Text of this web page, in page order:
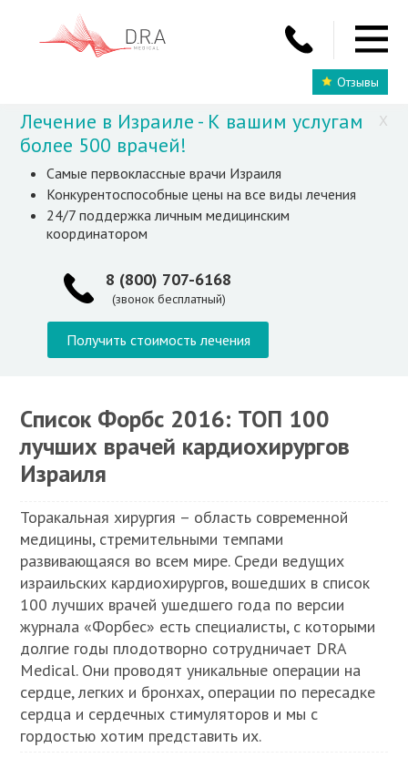
Отзывы
X
Лечение в Израиле - К вашим услугам
более 500 врачей!
Самые первоклассные врачи Израиля
Конкурентоспособные цены на все виды лечения
24/7 поддержка личным медицинским
координатором
8 (800) 707-6168
(звонок бесплатный)
Получить стоимость лечения
Список Форбс 2016: ТОП 100
лучших врачей кардиохирургов
Израиля
Торакальная хирургия – область современной
медицины, стремительными темпами
развивающаяся во всем мире. Среди ведущих
израильских кардиохирургов, вошедших в список
100 лучших врачей ушедшего года по версии
журнала «Форбес» есть специалисты, с которыми
долгие годы плодотворно сотрудничает DRA
Medical. Они проводят уникальные операции на
сердце, легких и бронхах, операции по пересадке
сердца и сердечных стимуляторов и мы с
гордостью хотим представить их.